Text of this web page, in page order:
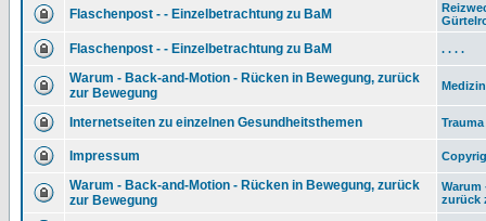
Flaschenpost - - Einzelbetrachtung zu BaM
Flaschenpost - - Einzelbetrachtung zu BaM . . . .
Warum - Back-and-Motion - Rücken in Bewegung, zurück
zur Bewegung
Internetseiten zu einzelnen Gesundheitsthemen
Impressum
Warum - Back-and-Motion - Rücken in Bewegung, zurück
zur Bewegung
Warum
zurück